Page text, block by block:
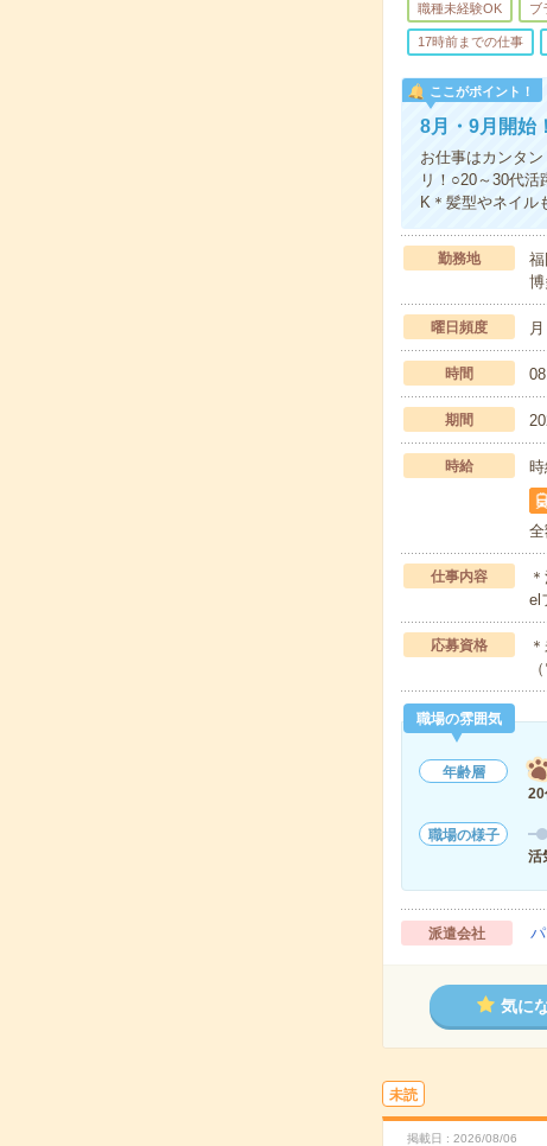
職種未経験OK ブ
17時前までの仕事
ここがポイント！
8月・9月開始
お仕事はカンタ
リ！○20～30代
K＊髪型やネイル
勤務地
曜日頻度
時間
期間
時給
仕事内容
el
応募資格
職場の雰囲気
年齢層
20
職場の様子
活
派遣会社
気に
未読
掲載日 2026/08/06